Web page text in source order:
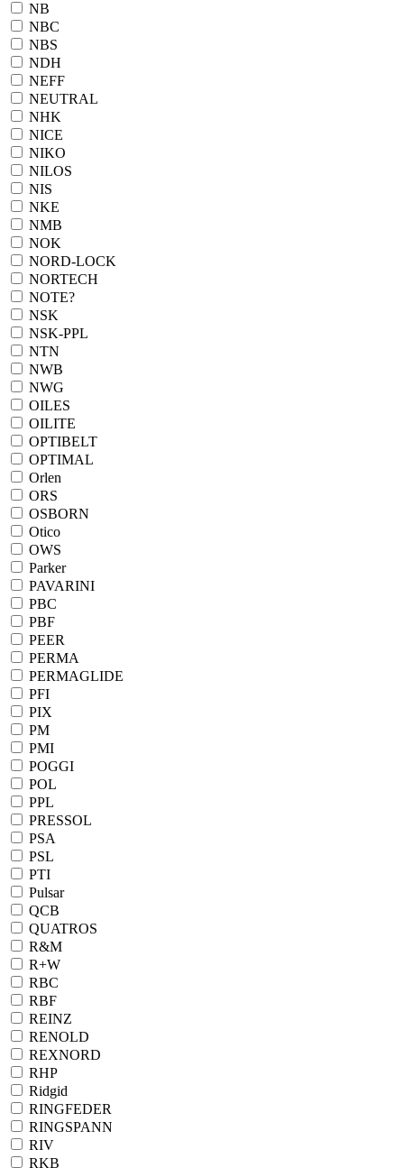
NB
NBC
NBS
NDH
NEFF
NEUTRAL
NHK
NICE
NIKO
NILOS
NIS
NKE
NMB
NOK
NORD-LOCK
NORTECH
NOTE?
NSK
NSK-PPL
NTN
NWB
NWG
OILES
OILITE
OPTIBELT
OPTIMAL
Orlen
ORS
OSBORN
Otico
OWS
Parker
PAVARINI
PBC
PBF
PEER
PERMA
PERMAGLIDE
PFI
PIX
PM
PMI
POGGI
POL
PPL
PRESSOL
PSA
PSL
PTI
Pulsar
QCB
QUATROS
R&M
R+W
RBC
RBF
REINZ
RENOLD
REXNORD
RHP
Ridgid
RINGFEDER
RINGSPANN
RIV
RKB